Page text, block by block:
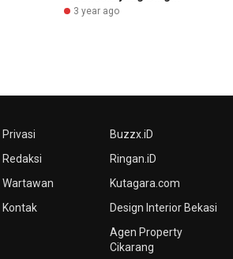
3 year ago
Privasi
Redaksi
Wartawan
Kontak
Buzzx.iD
Ringan.iD
Kutagara.com
Design Interior Bekasi
Agen Property
Cikarang